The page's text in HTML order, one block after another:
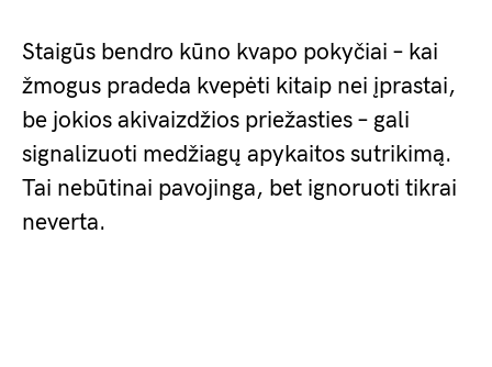
Staigūs bendro kūno kvapo pokyčiai – kai
žmogus pradeda kvepėti kitaip nei įprastai,
be jokios akivaizdžios priežasties – gali
signalizuoti medžiagų apykaitos sutrikimą.
Tai nebūtinai pavojinga, bet ignoruoti tikrai
neverta.